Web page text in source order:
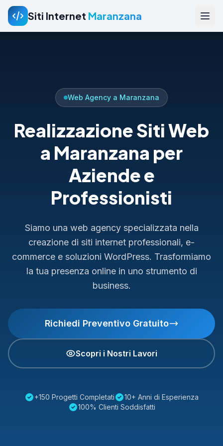
Siti Internet Maranzana
Web Agency a Maranzana
Realizzazione Siti Web
a Maranzana per
Aziende e
Professionisti
Siamo una web agency specializzata nella
creazione di siti internet professionali, e-
commerce e soluzioni WordPress. Trasformiamo
la tua presenza online in uno strumento di
business.
Richiedi Preventivo Gratuito
Scopri i Nostri Lavori
+150 Progetti Completati
10+ Anni di Esperienza
100% Clienti Soddisfatti